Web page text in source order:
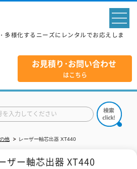
多様化するニーズにレンタルでお応えしま
お見積り･お問い合わせ
はこちら
他 レーザー軸芯出器 XT440
ザー軸芯出器 XT440